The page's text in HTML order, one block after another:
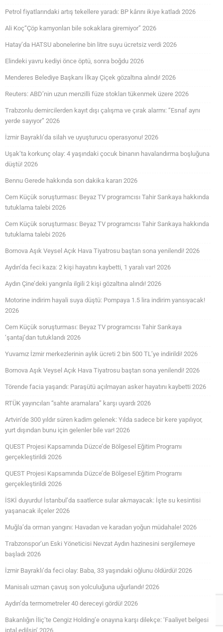
Petrol fiyatlarındaki artış tekellere yaradı: BP kârını ikiye katladı 2026
Ali Koç“Çöp kamyonları bile sokaklara giremiyor” 2026
Hatay’da HATSU abonelerine bin litre suyu ücretsiz verdi 2026
Elindeki yavru kediyi önce öptü, sonra boğdu 2026
Menderes Belediye Başkanı İlkay Çiçek gözaltına alındı! 2026
Reuters: ABD’nin uzun menzilli füze stokları tükenmek üzere 2026
Trabzonlu demircilerden kayıt dışı çalışma ve çırak alarmı: “Esnaf aynı
yerde sayıyor” 2026
İzmir Bayraklı’da silah ve uyuşturucu operasyonu! 2026
Uşak’ta korkunç olay: 4 yaşındaki çocuk binanın havalandırma boşluğuna
düştü! 2026
Bennu Gerede hakkında son dakika kararı 2026
Cem Küçük soruşturması: Beyaz TV programcısı Tahir Sarıkaya hakkında
tutuklama talebi 2026
Cem Küçük soruşturması: Beyaz TV programcısı Tahir Sarıkaya hakkında
tutuklama talebi 2026
Bornova Aşık Veysel Açık Hava Tiyatrosu baştan sona yenilendi! 2026
Aydın’da feci kaza: 2 kişi hayatını kaybetti, 1 yaralı var! 2026
Aydın Çine’deki yangınla ilgili 2 kişi gözaltına alındı! 2026
Motorine indirim hayali suya düştü: Pompaya 1.5 lira indirim yansıyacak!
2026
Cem Küçük soruşturması: Beyaz TV programcısı Tahir Sarıkaya
‘şantaj’dan tutuklandı 2026
Yuvamız İzmir merkezlerinin aylık ücreti 2 bin 500 TL’ye indirildi! 2026
Bornova Aşık Veysel Açık Hava Tiyatrosu baştan sona yenilendi! 2026
Törende facia yaşandı: Paraşütü açılmayan asker hayatını kaybetti 2026
RTÜK yayıncıları “sahte aramalara” karşı uyardı 2026
Artvin’de 300 yıldır süren kadim gelenek: Yılda sadece bir kere yapılıyor,
yurt dışından bunu için gelenler bile var! 2026
QUEST Projesi Kapsamında Düzce’de Bölgesel Eğitim Programı
gerçekleştirildi 2026
QUEST Projesi Kapsamında Düzce’de Bölgesel Eğitim Programı
gerçekleştirildi 2026
İSKİ duyurdu! İstanbul’da saatlerce sular akmayacak: İşte su kesintisi
yaşanacak ilçeler 2026
Muğla’da orman yangını: Havadan ve karadan yoğun müdahale! 2026
Trabzonspor’un Eski Yöneticisi Nevzat Aydın hazinesini sergilemeye
başladı 2026
İzmir Bayraklı’da feci olay: Baba, 33 yaşındaki oğlunu öldürdü! 2026
Manisalı uzman çavuş son yolculuğuna uğurlandı! 2026
Aydın’da termometreler 40 dereceyi gördü! 2026
Bakanlığın İliç’te Cengiz Holding’e onayına karşı dilekçe: ‘Faaliyet belgesi
iptal edilsin’ 2026